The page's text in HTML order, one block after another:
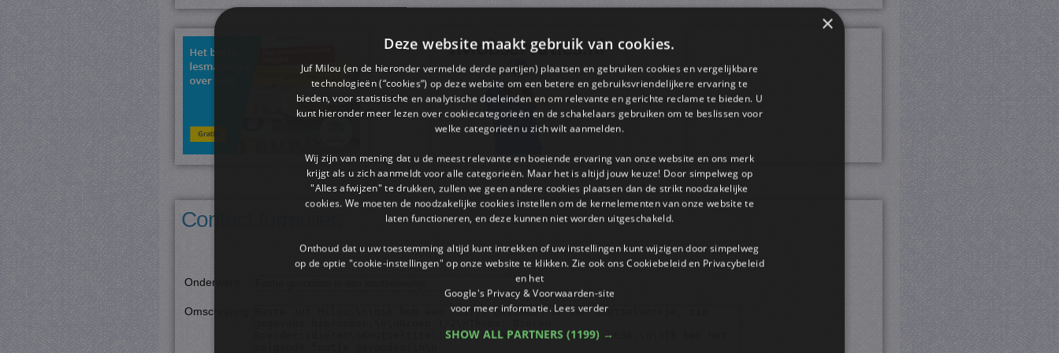
Contact formulier:
Onderwerp
Omschrijving
×
Deze website maakt gebruik van cookies.
Juf Milou (en de hieronder vermelde derde partijen) plaatsen en gebruiken cookies en vergelijkbare
technologieën (“cookies”) op deze website om een ​​betere en gebruiksvriendelijkere ervaring te
bieden, voor statistische en analytische doeleinden en om relevante en gerichte reclame te bieden. U
kunt hieronder meer lezen over cookiecategorieën en de schakelaars gebruiken om te beslissen voor
welke categorieën u zich wilt aanmelden.
Wij zijn van mening dat u de meest relevante en boeiende ervaring van onze website en ons merk
krijgt als u zich aanmeldt voor alle categorieën. Maar het is altijd jouw keuze! Door simpelweg op
"Alles afwijzen" te drukken, zullen we geen andere cookies plaatsen dan de strikt noodzakelijke
cookies. We moeten de noodzakelijke cookies instellen om de kernelementen van onze website te
laten functioneren, en deze kunnen niet worden uitgeschakeld.
Onthoud dat u uw toestemming altijd kunt intrekken of uw instellingen kunt wijzigen door simpelweg
op de optie "cookie-instellingen" op onze website te klikken. Zie ook ons ​​Cookiebeleid en Privacybeleid
en het
Google's Privacy & Voorwaarden-site
voor meer informatie. Lees verder
SHOW ALL PARTNERS (1199) →